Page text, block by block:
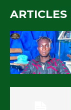
ARTICLES